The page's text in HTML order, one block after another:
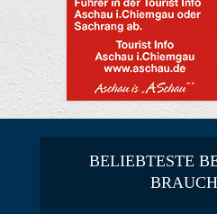
BELIEBTESTE